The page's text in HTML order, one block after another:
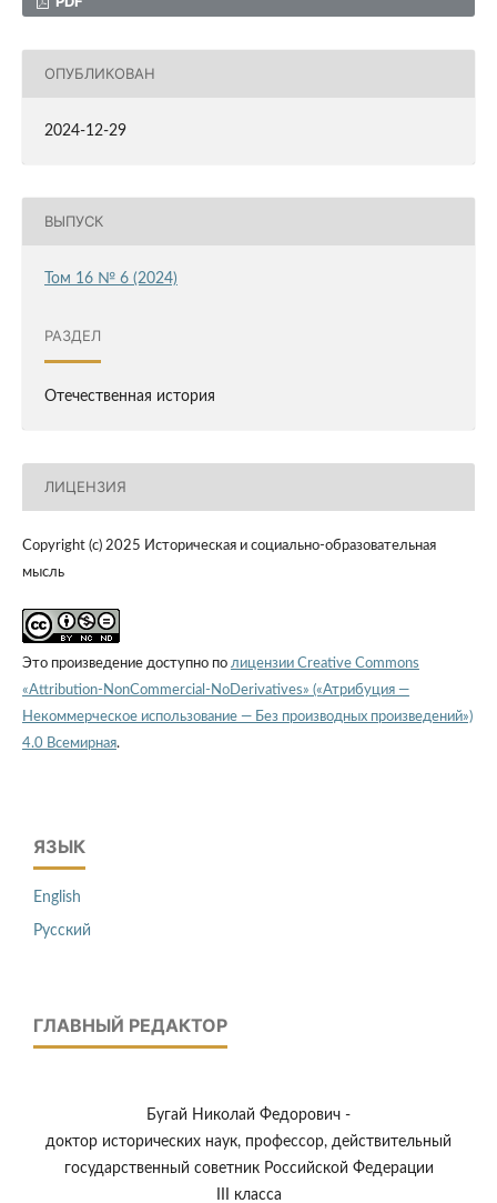
ОПУБЛИКОВАН
2024-12-29
ВЫПУСК
Том 16 № 6 (2024)
РАЗДЕЛ
Отечественная история
ЛИЦЕНЗИЯ
Copyright (c) 2025 Историческая и социально-образовательная
мысль
Это произведение доступно по лицензии Creative Commons
«Attribution-NonCommercial-NoDerivatives» («Атрибуция —
Некоммерческое использование — Без производных произведений»)
4.0 Всемирная.
ЯЗЫК
English
Русский
ГЛАВНЫЙ РЕДАКТОР
Бугай Николай Федорович -
доктор исторических наук, профессор, действительный
государственный советник Российской Федерации
III класса